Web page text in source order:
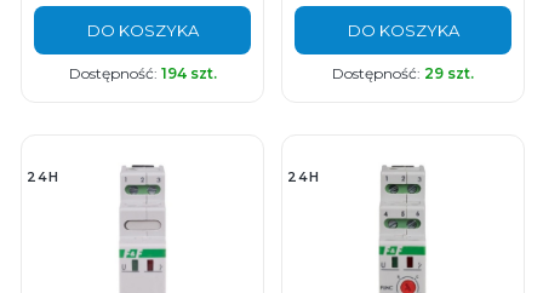
DO KOSZYKA
Dostępność: 194 szt.
DO KOSZYKA
Dostępność: 29 szt.
24H 24H